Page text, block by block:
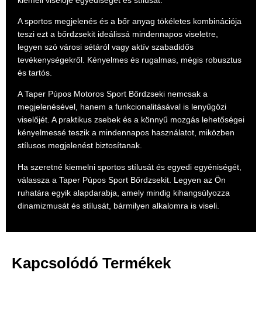
A sportos megjelenés és a bőr anyag tökéletes kombinációja
teszi ezt a bőrdzsekit ideálissá mindennapos viseletre,
legyen szó városi sétáról vagy aktív szabadidős
tevékenységekről. Kényelmes és rugalmas, mégis robusztus
és tartós.
A Taper Púpos Motoros Sport Bőrdzseki nemcsak a
megjelenésével, hanem a funkcionalitásával is lenyűgözi
viselőjét. A praktikus zsebek és a könnyű mozgás lehetőségei
kényelmessé teszik a mindennapos használatot, miközben
stílusos megjelenést biztosítanak.
Ha szeretné kiemelni sportos stílusát és egyedi egyéniségét,
válassza a Taper Púpos Sport Bőrdzsekit. Legyen az Ön
ruhatára egyik alapdarabja, amely mindig kihangsúlyozza
dinamizmusát és stílusát, bármilyen alkalomra is viseli.
Kapcsolódó Termékek